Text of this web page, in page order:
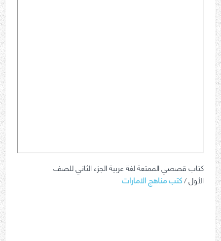
كتاب قصصي الممتعة لغة عربية الجزء الثاني للصف
الأول /كتب مناهج الامارات